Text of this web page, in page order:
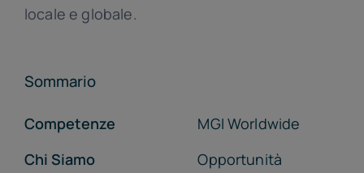
locale e globale.
Sommario
Competenze
Chi Siamo
MGI Worldwide
Opportunità